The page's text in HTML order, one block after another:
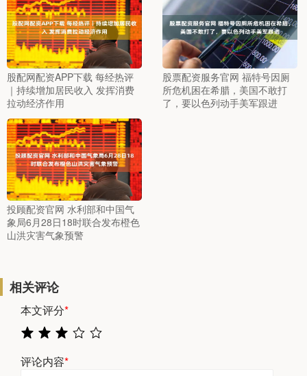
股配网配资APP下载 每经热评
｜持续增加居民收入 发挥消费
拉动经济作用
股票配资服务官网 福特号因厕
所危机困在希腊，美国不敢打
了，要以色列动手美军跟进
投顾配资官网 水利部和中国气
象局6月28日18时联合发布橙色
山洪灾害气象预警
相关评论
本文评分*
评论内容*